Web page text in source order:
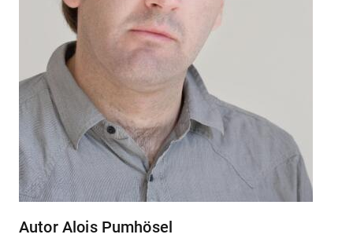
Autor Alois Pumhösel